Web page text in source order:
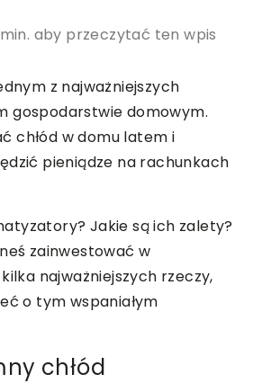
aby przeczytać ten wpis
z najważniejszych
gospodarstwie domowym.
chłód w domu latem i
pieniądze na rachunkach
Jakie są ich zalety?
zainwestować w
najważniejszych rzeczy,
o tym wspaniałym
chłód